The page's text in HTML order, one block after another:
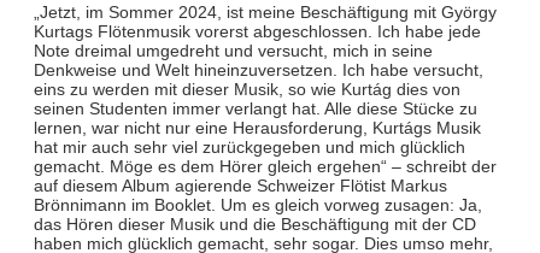
„Jetzt, im Sommer 2024, ist meine Beschäftigung mit György
Kurtags Flötenmusik vorerst abgeschlossen. Ich habe jede
Note dreimal umgedreht und versucht, mich in seine
Denkweise und Welt hineinzuversetzen. Ich habe versucht,
eins zu werden mit dieser Musik, so wie Kurtág dies von
seinen Studenten immer verlangt hat. Alle diese Stücke zu
lernen, war nicht nur eine Herausforderung, Kurtágs Musik
hat mir auch sehr viel zurückgegeben und mich glücklich
gemacht. Möge es dem Hörer gleich ergehen“ – schreibt der
auf diesem Album agierende Schweizer Flötist Markus
Brönnimann im Booklet. Um es gleich vorweg zusagen: Ja,
das Hören dieser Musik und die Beschäftigung mit der CD
haben mich glücklich gemacht, sehr sogar. Dies umso mehr,